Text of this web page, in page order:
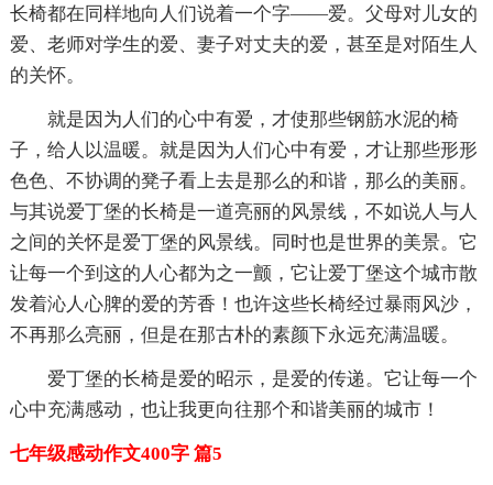
长椅都在同样地向人们说着一个字——爱。父母对儿女的
爱、老师对学生的爱、妻子对丈夫的爱，甚至是对陌生人
的关怀。
就是因为人们的心中有爱，才使那些钢筋水泥的椅
子，给人以温暖。就是因为人们心中有爱，才让那些形形
色色、不协调的凳子看上去是那么的和谐，那么的美丽。
与其说爱丁堡的长椅是一道亮丽的风景线，不如说人与人
之间的关怀是爱丁堡的风景线。同时也是世界的美景。它
让每一个到这的人心都为之一颤，它让爱丁堡这个城市散
发着沁人心脾的爱的芳香！也许这些长椅经过暴雨风沙，
不再那么亮丽，但是在那古朴的素颜下永远充满温暖。
爱丁堡的长椅是爱的昭示，是爱的传递。它让每一个
心中充满感动，也让我更向往那个和谐美丽的城市！
七年级感动作文400字 篇5